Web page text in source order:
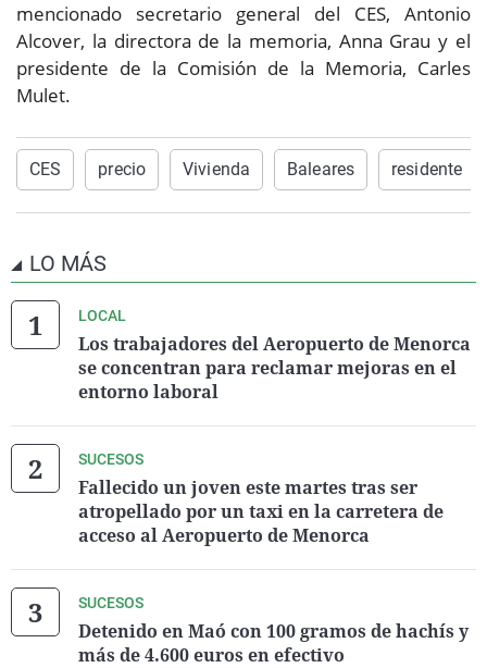
mencionado secretario general del CES, Antonio
Alcover, la directora de la memoria, Anna Grau y el
presidente de la Comisión de la Memoria, Carles
Mulet.
CES precio Vivienda Baleares residente
LO MÁS
LOCAL
Los trabajadores del Aeropuerto de Menorca
se concentran para reclamar mejoras en el
entorno laboral
SUCESOS
Fallecido un joven este martes tras ser
atropellado por un taxi en la carretera de
acceso al Aeropuerto de Menorca
SUCESOS
Detenido en Maó con 100 gramos de hachís y
más de 4.600 euros en efectivo